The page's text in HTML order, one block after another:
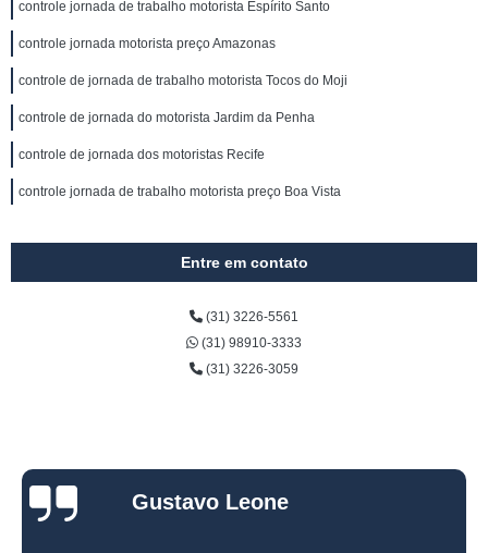
controle jornada de trabalho motorista Espírito Santo
controle jornada motorista preço Amazonas
controle de jornada de trabalho motorista Tocos do Moji
controle de jornada do motorista Jardim da Penha
controle de jornada dos motoristas Recife
controle jornada de trabalho motorista preço Boa Vista
Entre em contato
(31) 3226-5561
(31) 98910-3333
(31) 3226-3059
Gustavo Leone